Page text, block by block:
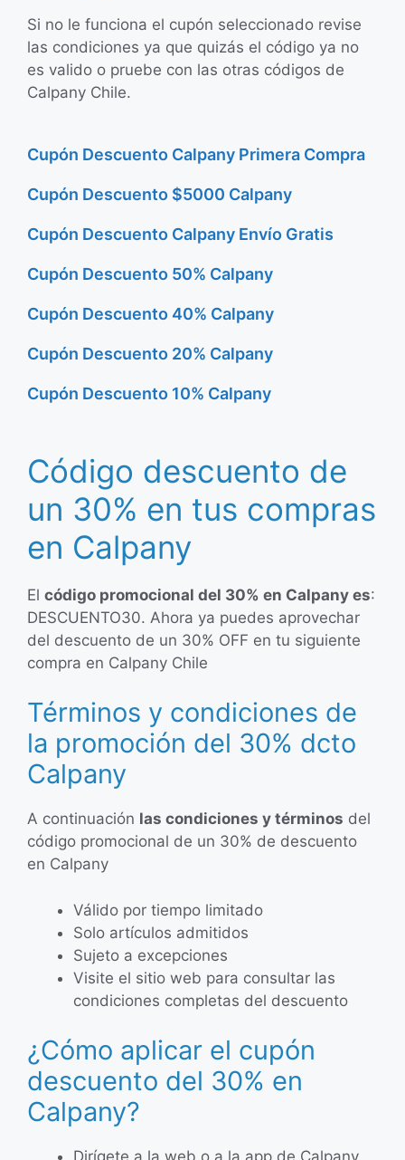
Si no le funciona el cupón seleccionado revise
las condiciones ya que quizás el código ya no
es valido o pruebe con las otras códigos de
Calpany Chile.
Cupón Descuento Calpany Primera Compra
Cupón Descuento $5000 Calpany
Cupón Descuento Calpany Envío Gratis
Cupón Descuento 50% Calpany
Cupón Descuento 40% Calpany
Cupón Descuento 20% Calpany
Cupón Descuento 10% Calpany
Código descuento de
un 30% en tus compras
en Calpany
El código promocional del 30% en Calpany es:
DESCUENTO30. Ahora ya puedes aprovechar
del descuento de un 30% OFF en tu siguiente
compra en Calpany Chile
Términos y condiciones de
la promoción del 30% dcto
Calpany
A continuación las condiciones y términos del
código promocional de un 30% de descuento
en Calpany
Válido por tiempo limitado
Solo artículos admitidos
Sujeto a excepciones
Visite el sitio web para consultar las
condiciones completas del descuento
¿Cómo aplicar el cupón
descuento del 30% en
Calpany?
Dirígete a la web o a la app de Calpany